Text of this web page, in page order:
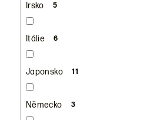
Irsko 5
Itálie 6
Japonsko 11
Německo 3